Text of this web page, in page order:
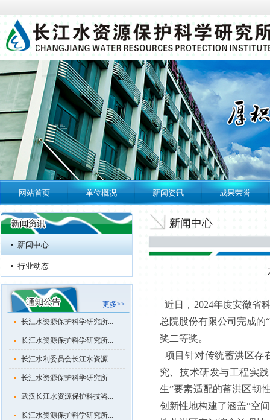
网站首页 单位概况 新闻资讯 成果荣誉
专题专栏 水利安全生产风险
新闻中心
行业动态
更多>>
长江水资源保护科学研究所...
长江水资源保护科学研究所...
长江水资源保护科学研究所...
长江水资源保护科学研究所...
长江水资源保护科学研究所...
长江水资源保护科学研究所...
长江水利委员会长江水资源...
长江水资源保护科学研究所...
武汉长江水资源保护科技咨...
长江水资源保护科学研究所...
新闻中心
近日，2024年度安徽省
总院股份有限公司完成的
奖二等奖。
项目针对传统蓄洪区存
究、技术研发与工程实
生”要素适配的蓄洪区韧
创新性地构建了涵盖“空